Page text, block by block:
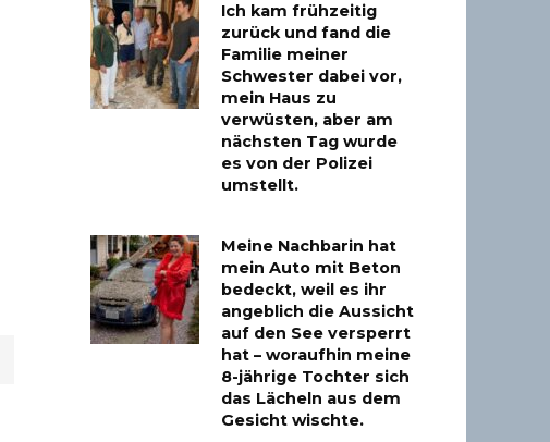
Ich kam frühzeitig
zurück und fand die
Familie meiner
Schwester dabei vor,
mein Haus zu
verwüsten, aber am
nächsten Tag wurde
es von der Polizei
umstellt.
Meine Nachbarin hat
mein Auto mit Beton
bedeckt, weil es ihr
angeblich die Aussicht
auf den See versperrt
hat – woraufhin meine
8-jährige Tochter sich
das Lächeln aus dem
Gesicht wischte.